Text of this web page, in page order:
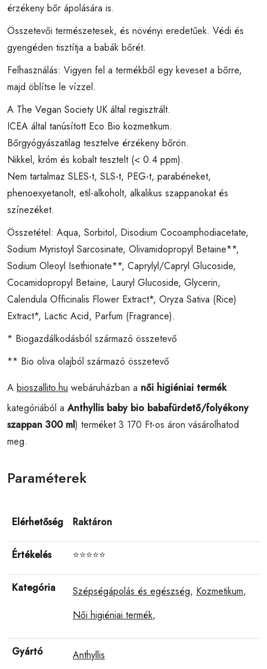
érzékeny bőr ápolására is.
Összetevői természetesek, és növényi eredetűek. Védi és
gyengéden tisztítja a babák bőrét.
Felhasználás: Vigyen fel a termékből egy keveset a bőrre,
majd öblítse le vízzel.
A The Vegan Society UK által regisztrált.
ICEA által tanúsított Eco Bio kozmetikum.
Bőrgyógyászatilag tesztelve érzékeny bőrön.
Nikkel, króm és kobalt tesztelt (< 0.4 ppm).
Nem tartalmaz SLES-t, SLS-t, PEG-t, parabéneket,
phenoexyetanolt, etil-alkoholt, alkalikus szappanokat és
színezéket.
Összetétel: Aqua, Sorbitol, Disodium Cocoamphodiacetate,
Sodium Myristoyl Sarcosinate, Olivamidopropyl Betaine**,
Sodium Oleoyl Isethionate**, Caprylyl/Capryl Glucoside,
Cocamidopropyl Betaine, Lauryl Glucoside, Glycerin,
Calendula Officinalis Flower Extract*, Oryza Sativa (Rice)
Extract*, Lactic Acid, Parfum (Fragrance).
* Biogazdálkodásból származó összetevő
** Bio oliva olajból származó összetevő
A bioszallito.hu webáruházban a női higiéniai termék
kategóriából a Anthyllis baby bio babafürdető/folyékony
szappan 300 ml) terméket 3 170 Ft-os áron vásárolhatod
meg.
Paraméterek
Elérhetőség Raktáron
Értékelés ⭐⭐⭐⭐⭐
Kategória Szépségápolás és egészség, Kozmetikum,
Női higiéniai termék,
Gyártó Anthyllis